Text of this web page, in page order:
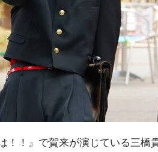
！！』で賀来が演じている三